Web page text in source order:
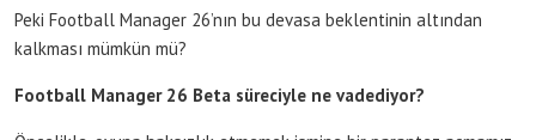
Peki Football Manager 26’nın bu devasa beklentinin altından
kalkması mümkün mü?
Football Manager 26 Beta süreciyle ne vadediyor?